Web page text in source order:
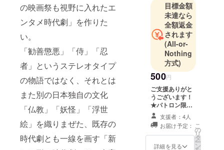
の映画祭も視野に入れたエ
ンタメ時代劇」を作りた
い。
「勧善懲悪」「侍」「忍
者」というステレオタイプ
の物語ではなく、それとは
また別の日本独自の文化
「仏教」「妖怪」「浮世
絵」を織りまぜた、既存の
時代劇とも一線を画す「新
目標金額
未達なら
全額返金
されます
(All-or-
Nothing
方式)
500円
ご支援ありがと
うございます！
★パトロン限定
ブログ公開 ※公
式ブログには載
せることが出来
ない、一歩踏み
込んだ活動報告
支援者：4人
お届け予定：
詳細を見る
こ
の
リ
タ
ー
ン